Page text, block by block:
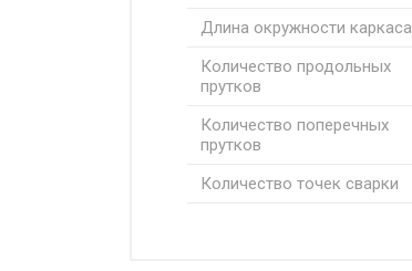
Длина окружности каркаса
Количество продольных
прутков
Количество поперечных
прутков
Количество точек сварки